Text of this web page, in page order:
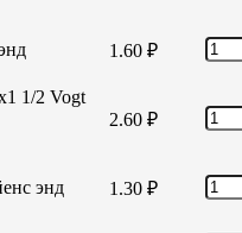
1.60 ₽
1/2 Vogt
2.60 ₽
энд
1.30 ₽